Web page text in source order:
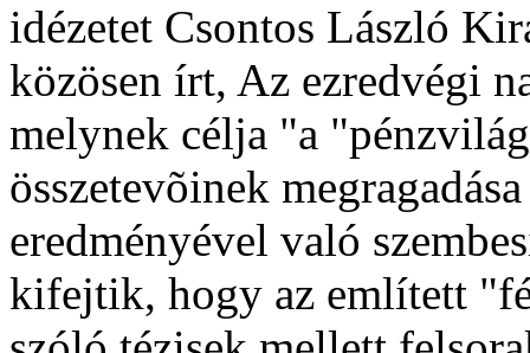
idézetet Csontos László
közösen írt, Az ezredvégi
melynek célja "a
összetevõinek
eredményével való
kifejtik, hogy az említett